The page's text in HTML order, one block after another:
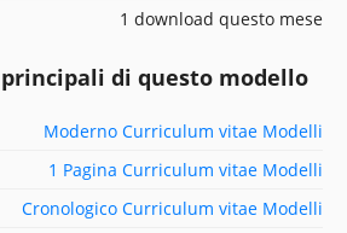
1 download questo mese
di questo modello
Moderno Curriculum vitae Modelli
1 Pagina Curriculum vitae Modelli
Cronologico Curriculum vitae Modelli